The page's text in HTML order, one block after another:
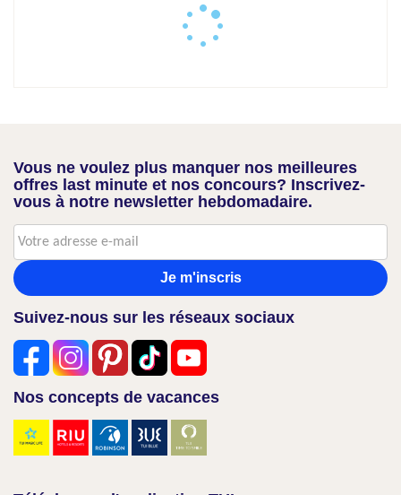
Vous ne voulez plus manquer nos meilleures
offres last minute et nos concours? Inscrivez-
vous à notre newsletter hebdomadaire.
Je m'inscris
Suivez-nous sur les réseaux sociaux
Nos concepts de vacances